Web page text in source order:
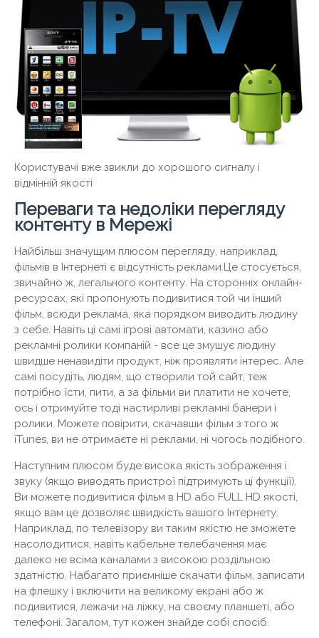
Користувачі вже звикли до хорошого сигналу і
відмінній якості
Переваги та недоліки перегляду
контенту в Мережі
Найбільш значущим плюсом перегляду, наприклад,
фільмів в Інтернеті є відсутність реклами.Це стосується,
звичайно ж, легального контенту. На сторонніх онлайн-
ресурсах, які пропонують подивитися той чи інший
фільм, всюди реклама, яка порядком виводить людину
з себе. Навіть ці самі ігрові автомати, казино або
рекламні ролики компаній - все це змушує людину
швидше ненавидіти продукт, ніж проявляти інтерес. Але
самі посудіть, людям, що створили той сайт, теж
потрібно їсти, пити, а за фільми ви платити не хочете,
ось і отримуйте тоді настирливі рекламні банери і
ролики. Можете повірити, скачавши фільм з того ж
iTunes, ви не отримаєте ні реклами, ні чогось подібного.
Наступним плюсом буде висока якість зображення і
звуку (якщо виводять пристрої підтримують ці функції).
Ви можете подивитися фільм в HD або FULL HD якості,
якщо вам це дозволяє швидкість вашого Інтернету.
Наприклад, по телевізору ви таким якістю не зможете
насолодитися, навіть кабельне телебачення має
далеко не всіма каналами з високою роздільною
здатністю. Набагато приємніше скачати фільм, записати
на флешку і включити на великому екрані або ж
подивитися, лежачи на ліжку, на своєму планшеті, або
телефоні. Загалом, тут кожен знайде собі спосіб.